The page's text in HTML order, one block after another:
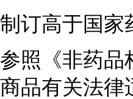
制订高于国家
参照《非药品
商品有关法律